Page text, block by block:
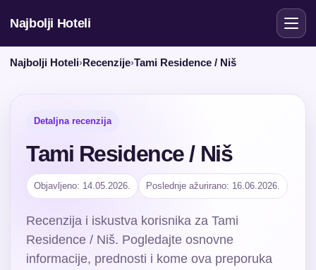
Najbolji Hoteli
Najbolji Hoteli›Recenzije›Tami Residence / Niš
Detaljna recenzija
Tami Residence / Niš
Objavljeno: 14.05.2026. Poslednje ažurirano: 16.06.2026.
Recenzija i iskustva korisnika za Tami
Residence / Niš. Pogledajte osnovne
informacije, prednosti i kome ova preporuka